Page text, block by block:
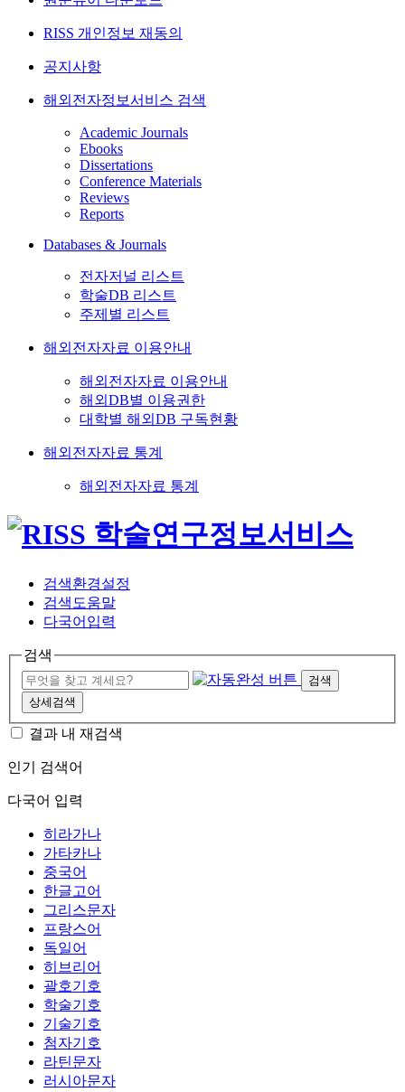
RISS 개인정보 재동의
공지사항
해외전자정보서비스 검색
Academic Journals
Ebooks
Dissertations
Conference Materials
Reviews
Reports
Databases & Journals
전자저널 리스트
학술DB 리스트
주제별 리스트
해외전자자료 이용안내
해외전자자료 이용안내
해외DB별 이용권한
대학별 해외DB 구독현황
해외전자자료 통계
해외전자자료 통계
검색환경설정
검색도움말
다국어입력
검색
검색
상세검색
결과 내 재검색
인기 검색어
다국어 입력
히라가나
가타카나
중국어
한글고어
그리스문자
프랑스어
독일어
히브리어
괄호기호
학술기호
기술기호
첨자기호
라틴문자
러시아문자